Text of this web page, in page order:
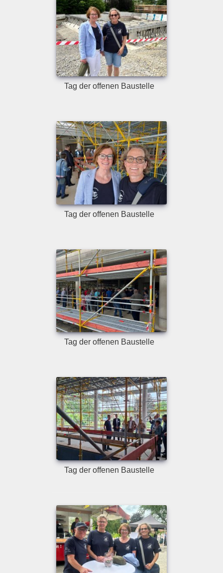
Tag der offenen Baustelle
Tag der offenen Baustelle
Tag der offenen Baustelle
Tag der offenen Baustelle